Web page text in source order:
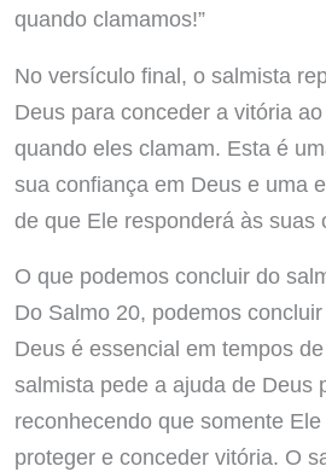
quando clamamos!”
No versículo final, o salmista
Deus para conceder a vitória
quando eles clamam. Esta é
sua confiança em Deus e uma
de que Ele responderá às suas
O que podemos concluir do
Do Salmo 20, podemos
Deus é essencial em tempos
salmista pede a ajuda de Deus
reconhecendo que somente
proteger e conceder vitória. O